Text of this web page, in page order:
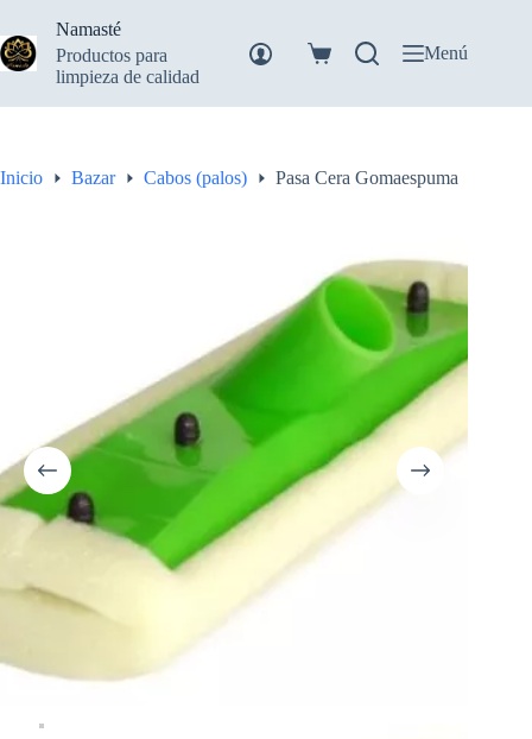
contenido
Namasté
Productos para
limpieza de calidad
Carro
compra
Menú
Inicio Bazar Cabos (palos) Pasa Cera Gomaespuma